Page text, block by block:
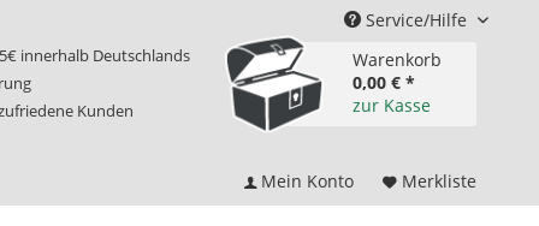
Service/Hilfe
innerhalb Deutschlands
Kunden
Warenkorb
0,00 € *
zur Kasse
Mein Konto Merkliste